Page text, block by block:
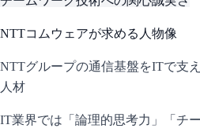
NTTコムウェアが求める人物像
NTTグループの通信基盤をITで支
人材
IT業界では「論理的思考力」「チ